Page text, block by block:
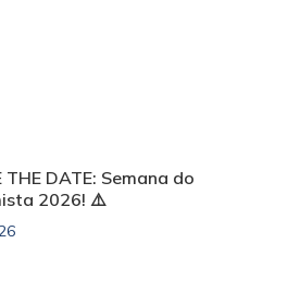
THE DATE: Semana do
2026! ⚠️